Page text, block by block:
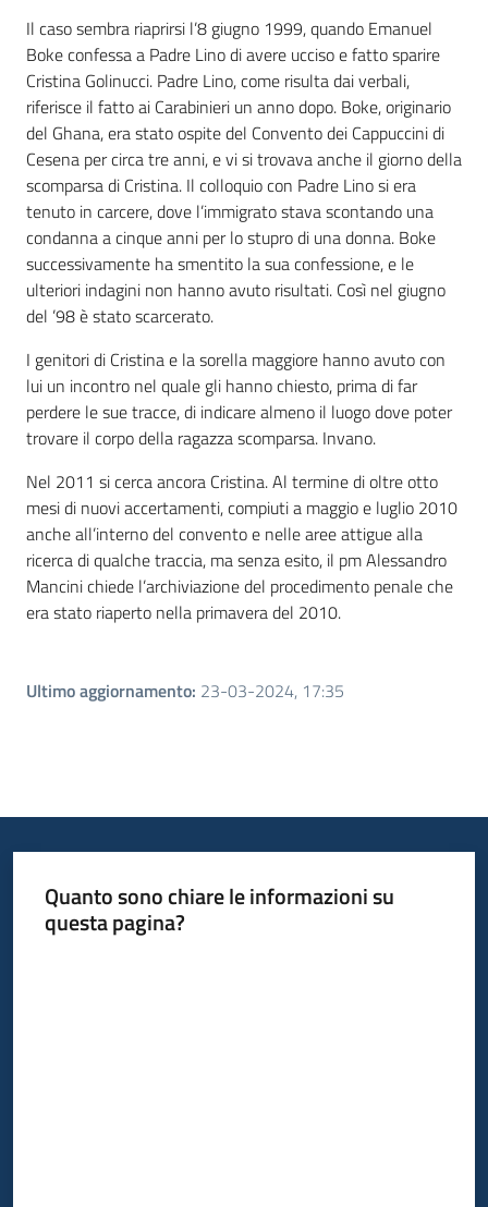
Il caso sembra riaprirsi l’8 giugno 1999, quando Emanuel
Boke confessa a Padre Lino di avere ucciso e fatto sparire
Cristina Golinucci. Padre Lino, come risulta dai verbali,
riferisce il fatto ai Carabinieri un anno dopo. Boke, originario
del Ghana, era stato ospite del Convento dei Cappuccini di
Cesena per circa tre anni, e vi si trovava anche il giorno della
scomparsa di Cristina. Il colloquio con Padre Lino si era
tenuto in carcere, dove l’immigrato stava scontando una
condanna a cinque anni per lo stupro di una donna. Boke
successivamente ha smentito la sua confessione, e le
ulteriori indagini non hanno avuto risultati. Così nel giugno
del ’98 è stato scarcerato.
I genitori di Cristina e la sorella maggiore hanno avuto con
lui un incontro nel quale gli hanno chiesto, prima di far
perdere le sue tracce, di indicare almeno il luogo dove poter
trovare il corpo della ragazza scomparsa. Invano.
Nel 2011 si cerca ancora Cristina. Al termine di oltre otto
mesi di nuovi accertamenti, compiuti a maggio e luglio 2010
anche all’interno del convento e nelle aree attigue alla
ricerca di qualche traccia, ma senza esito, il pm Alessandro
Mancini chiede l’archiviazione del procedimento penale che
era stato riaperto nella primavera del 2010.
Ultimo aggiornamento: 23-03-2024, 17:35
Quanto sono chiare le informazioni su
questa pagina?